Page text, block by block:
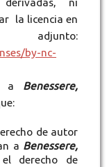
ni
la licencia en
by-nc-
a Benessere,
de autor
a Benessere,
el derecho de